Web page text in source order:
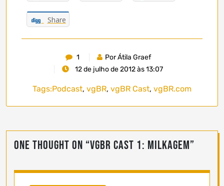
Share
1
Por Átila Graef
12 de julho de 2012 às 13:07
Tags:Podcast, vgBR, vgBR Cast, vgBR.com
One thought on “vgBR Cast 1: Milkagem”